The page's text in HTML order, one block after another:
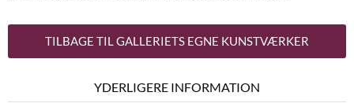
TILBAGE TIL GALLERIETS EGNE KUNSTVÆRKER
YDERLIGERE INFORMATION